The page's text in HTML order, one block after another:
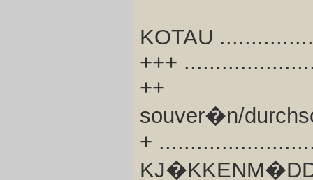
KOTAU
+++
++
souver�n/
+